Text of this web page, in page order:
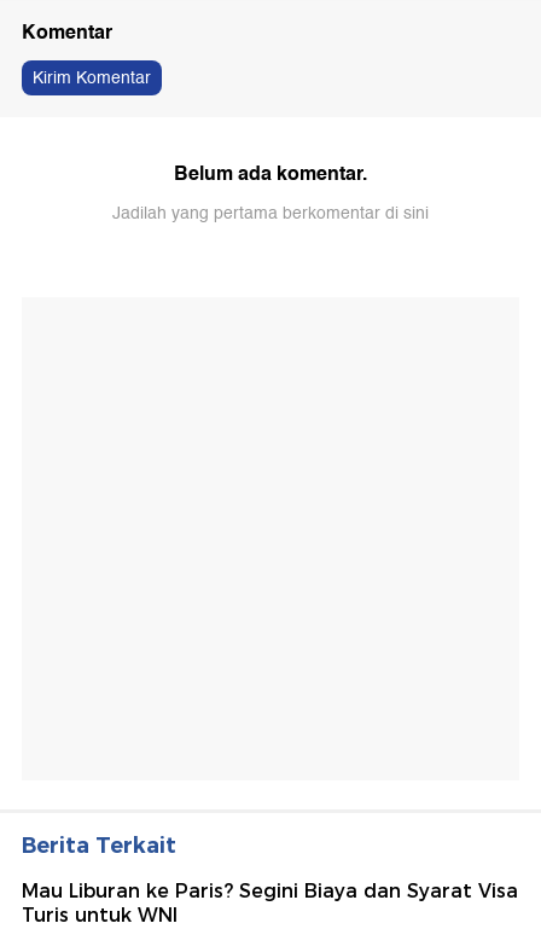
Komentar
Kirim Komentar
Belum ada komentar.
Jadilah yang pertama berkomentar di sini
Berita Terkait
Mau Liburan ke Paris? Segini Biaya dan Syarat Visa
Turis untuk WNI